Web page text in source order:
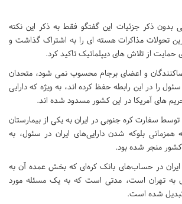
بدون ذکر جزئیات این گفتگو فقط به ذکر این نکته
تحولات مذاکرات هسته ای را به اشتراک گذاشت و
حمایت از تلاش های دیپلماتیک تاکید کرد.
و اعضای برجام محسوب نمی شود، متحدان
را در این رابطه حفظ کرده اند، به ویژه که دارایی
های آمریکا در این کشور مسدود شده اند.
سفارت کره جنوبی در ایران به یکی از بیمارستان
همزمانی بلوکه شدن دارایی‌های ایران در سئول، به
کشور منجر شده بود.
در حساب‌های بانک کره‌ای که بخش عمده آن به
به تهران است، مدتی است که به یک مسئله مورد
شده است.